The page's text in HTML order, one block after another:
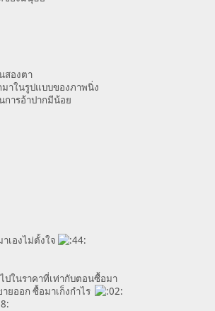
สองตา
าในรูปแบบของภาพนิ่ง
การอ้าปากมีน้อย
เองไม่ตั้งใจ
ปในราคาที่เท่ากับตอนซื้อมา
ยออก ซื้อมาเก็งกำไร